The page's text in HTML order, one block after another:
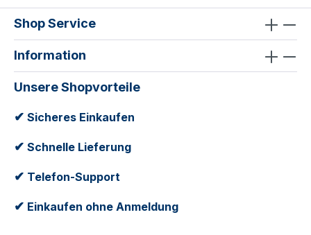
Shop Service
Information
Unsere Shopvorteile
✔ Sicheres Einkaufen
✔ Schnelle Lieferung
✔ Telefon-Support
✔ Einkaufen ohne Anmeldung